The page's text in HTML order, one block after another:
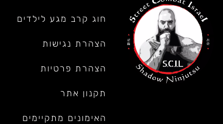
חוג קרב מגע לילדים
הצהרת נגישות
הצהרת פרטיות
תקנון אתר
האימונים מתקיימים